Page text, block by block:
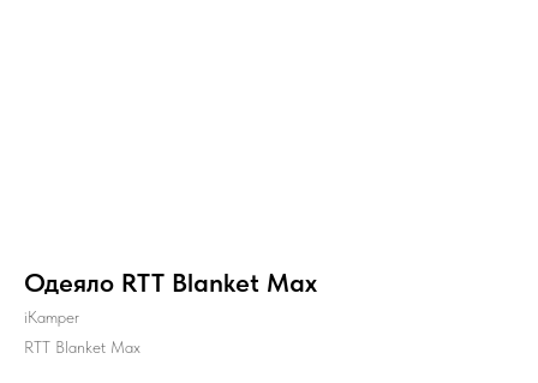
Одеяло RTT Blanket Max
iKamper
RTT Blanket Max